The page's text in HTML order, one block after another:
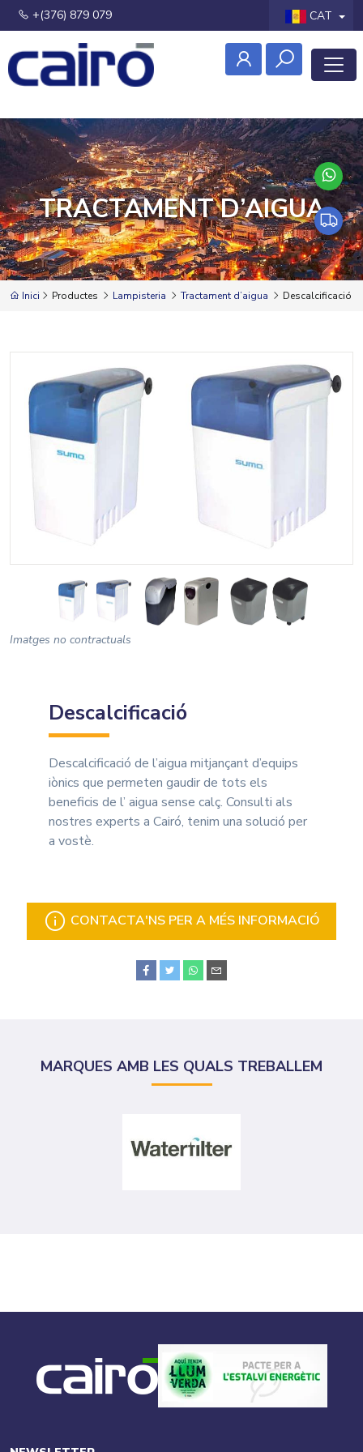
+(376) 879 079 CAT
TRACTAMENT D’AIGUA
Inici Productes Lampisteria Tractament d’aigua Descalcificació
Imatges no contractuals
Descalcificació
Descalcificació de l’aigua mitjançant d’equips
iònics que permeten gaudir de tots els
beneficis de l’ aigua sense calç. Consulti als
nostres experts a Cairó, tenim una solució per
a vostè.
CONTACTA'NS PER A MÉS INFORMACIÓ
MARQUES AMB LES QUALS TREBALLEM